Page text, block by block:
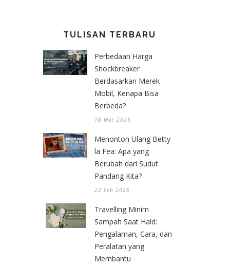
TULISAN TERBARU
Perbedaan Harga
Shockbreaker
Berdasarkan Merek
Mobil, Kenapa Bisa
Berbeda?
18 Mar 2026
Menonton Ulang Betty
la Fea: Apa yang
Berubah dari Sudut
Pandang Kita?
22 Feb 2026
Travelling Minim
Sampah Saat Haid:
Pengalaman, Cara, dan
Peralatan yang
Membantu